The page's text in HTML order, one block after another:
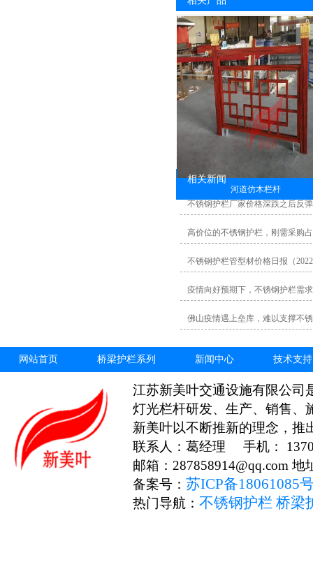
河道仿木栏杆
相关新闻
不锈钢护栏厂家价格深跌之后反
高价位的不锈钢护栏，刚需采购
不锈钢护栏管型材价格日报（
疫情向好预期下，不锈钢护栏需
佛山疫情遇上垒库，难以支撑不
网站首页 桥梁护栏系列 新闻中心 技术支持
江苏新美叶交通设施有限公司
灯光栏杆研发、生产、销售、
新美叶以不断推新的理念，推
联系人：葛经理 手机：
邮箱：287858914@qq.com
备案号： 苏ICP备18061085
热门导航： 不锈钢护栏 桥梁